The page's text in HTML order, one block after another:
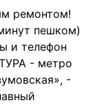
ремонтом!
пешком)
и телефон
- метро
-